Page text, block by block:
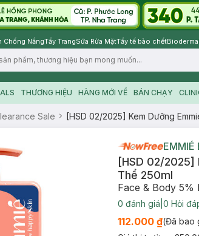
Chống NắngTẩy TrangSữa Rửa MặtTẩy tế bào chếtBioderma
THƯƠNG HIỆU HÀNG MỚI VỀ BÁN CHẠY
Sale [HSD 02/2025] Kem Dưỡng
EMMIÉ
[HSD 02/2025]
Thể 250ml
Face & Body 5%
0 đánh giá 0 Hỏi
112.000 ₫(Đã bao